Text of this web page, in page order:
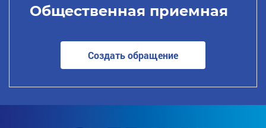
Общественная приемная
Создать обращение